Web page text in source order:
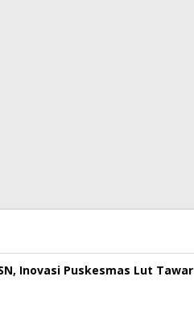
Inovasi Puskesmas Lut Tawar